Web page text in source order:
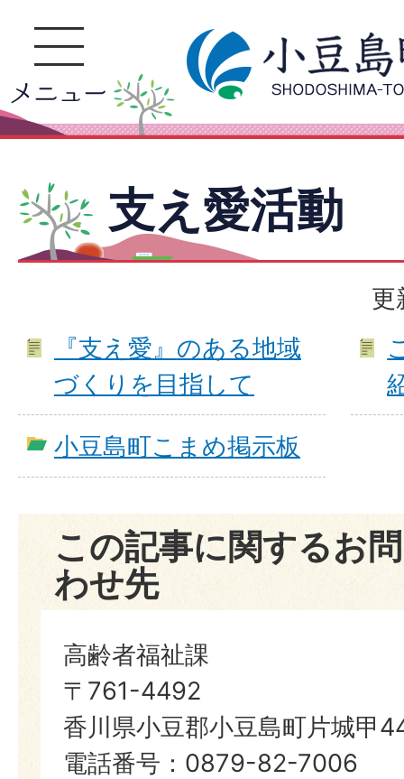
支え愛活動
更
『支え愛』のある地域
づくりを目指して
小豆島町こまめ掲示板
この記事に関するお
わせ先
高齢者福祉課
〒761-4492
香川県小豆郡小豆島町片城甲
電話番号：0879-82-7006